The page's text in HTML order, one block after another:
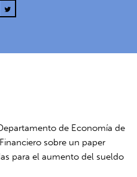
de Economía de
sobre un paper
para el aumento del sueldo